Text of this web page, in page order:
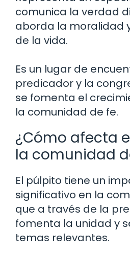
comunica la verdad
aborda la moralidad
de la vida.
Es un lugar de
predicador y la
se fomenta el
la comunidad de fe.
¿Cómo afecta
la comunidad
El púlpito tiene un
significativo en la
que a través de la
fomenta la unidad y
temas relevantes.